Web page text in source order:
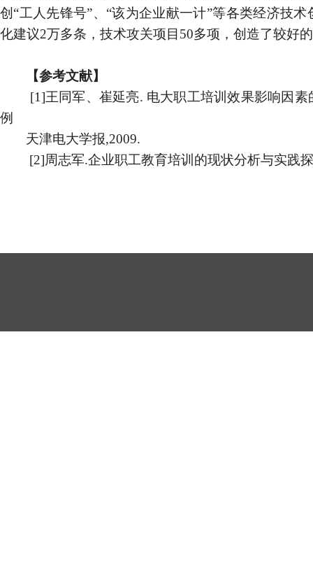
创“工人先锋号”、“该为企业献一计”等各类经济技
化建议2万多条，技术攻关项目 50多项，创造了较好
【参考文献】
[1]王同军、崔延亮. 电大职工培训效果影响因
例
天津电大学报,2009.
[2]周志军.企业职工教育培训的现状分析与实践